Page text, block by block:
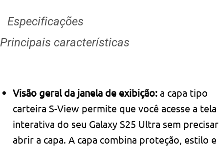
Especificações
Principais características
Visão geral da janela de exibição: a capa tipo
carteira S-View permite que você acesse a tela
interativa do seu Galaxy S25 Ultra sem precisar
abrir a capa. A capa combina proteção, estilo e